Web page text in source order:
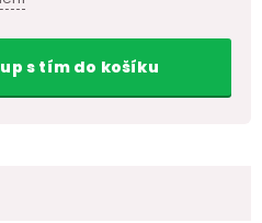
s tímdo košíku